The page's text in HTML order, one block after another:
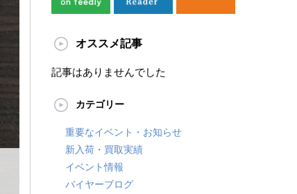
オススメ記事
記事はありませんでした
カテゴリー
重要なイベント・お知らせ
新入荷・買取実績
イベント情報
バイヤーブログ